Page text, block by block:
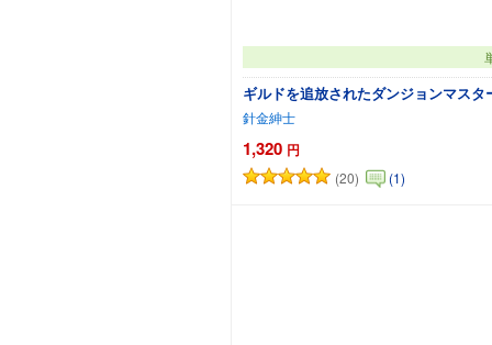
ギルドを追放されたダンジョンマス
針金紳士
1,320 円
(20) (1)